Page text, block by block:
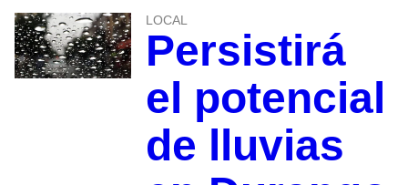
LOCAL
Persistirá
el potencial
de lluvias